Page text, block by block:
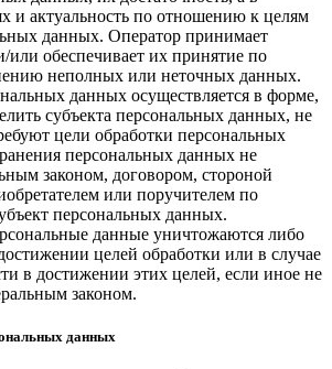
и актуальность по отношению к целям
данных. Оператор принимает
обеспечивает их принятие по
неполных или неточных данных.
данных осуществляется в форме,
субъекта персональных данных, не
цели обработки персональных
персональных данных не
законом, договором, стороной
или поручителем по
персональных данных.
данные уничтожаются либо
целей обработки или в случае
в достижении этих целей, если иное не
законом.
данных